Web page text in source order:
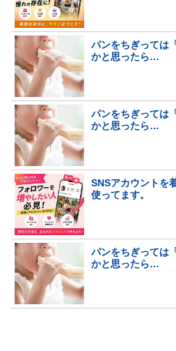
パンをちぎっては
かと思ったら…
パンをちぎっては
かと思ったら…
SNSアカウントを
使ってます。
パンをちぎっては
かと思ったら…